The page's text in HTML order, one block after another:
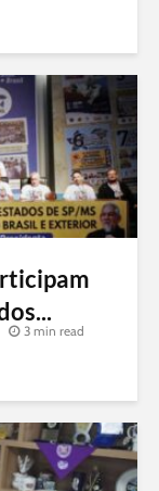
3 min read